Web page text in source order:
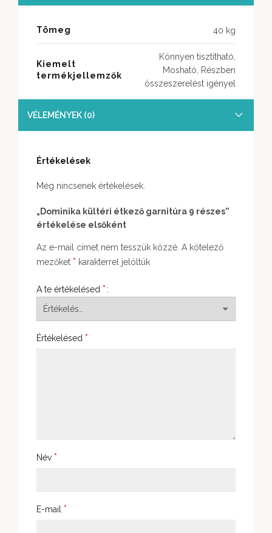
Tömeg 40 kg
Kiemelt
termékjellemzők
Könnyen tisztítható,
Mosható, Részben
összeszerelést igényel
VÉLEMÉNYEK (0)
Értékelések
Még nincsenek értékelések.
„Dominika kültéri étkező garnitúra 9 részes”
értékelése elsőként
Az e-mail címet nem tesszük közzé. A kötelező
mezőket * karakterrel jelöltük
A te értékelésed *
Értékelésed *
Név *
E-mail *